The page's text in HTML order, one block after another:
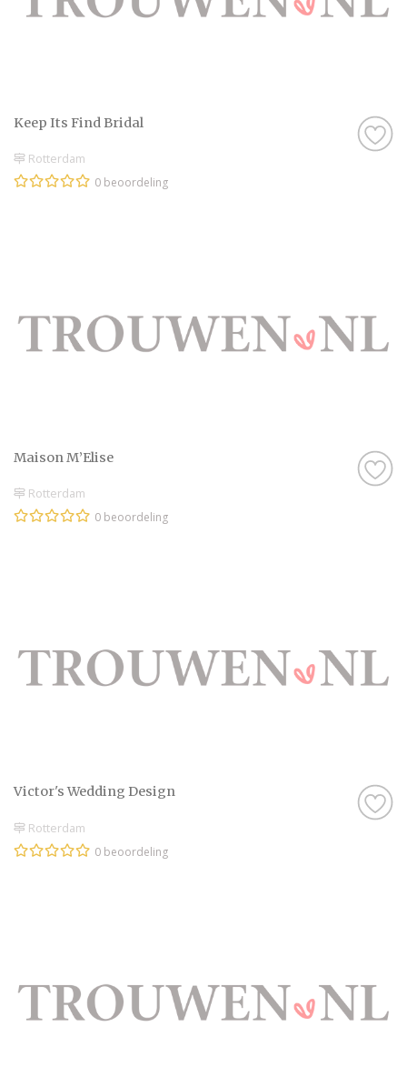
Keep Its Find Bridal
Rotterdam
0 beoordeling
Maison M’Elise
Rotterdam
0 beoordeling
Victor's Wedding Design
Rotterdam
0 beoordeling